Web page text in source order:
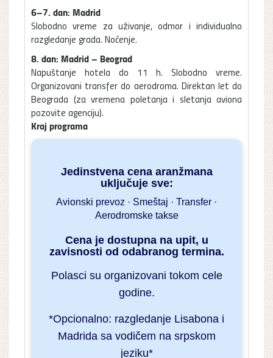
6–7. dan: Madrid
Slobodno vreme za uživanje, odmor i individualno
razgledanje grada. Noćenje.
8. dan: Madrid – Beograd
Napuštanje hotela do 11 h. Slobodno vreme.
Organizovani transfer do aerodroma. Direktan let do
Beograda (za vremena poletanja i sletanja aviona
pozovite agenciju).
Kraj programa
Jedinstvena cena aranžmana
uključuje sve:
Avionski prevoz · Smeštaj · Transfer ·
Aerodromske takse
Cena je dostupna na upit, u
zavisnosti od odabranog termina.
Polasci su organizovani tokom cele
godine.
*Opcionalno: razgledanje Lisabona i
Madrida sa vodičem na srpskom
jeziku*